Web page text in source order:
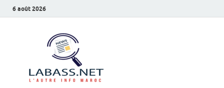
6 août 2026